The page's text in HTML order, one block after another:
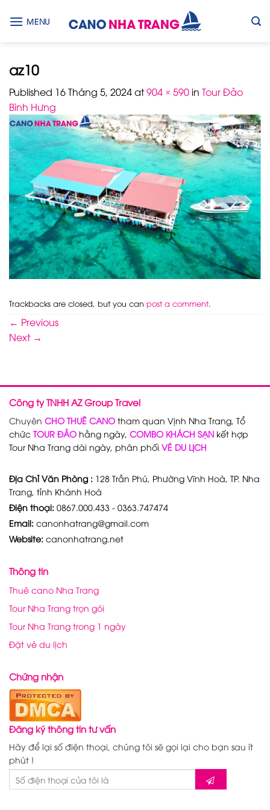
MENU
az10
Published 16 Tháng 5, 2024at904 × 590 in Tour Đảo
Bình Hưng
Trackbacks are closed, but you can post a comment.
← Previous
Next →
Công ty TNHH AZ Group Travel
Chuyên CHO THUÊ CANO tham quan Vịnh Nha Trang, Tổ
chức TOUR ĐẢO hằng ngày, COMBO KHÁCH SẠN kết hợp
Tour Nha Trang dài ngày, phân phối VÉ DU LỊCH
Địa Chỉ Văn Phòng : 128 Trần Phú, Phường Vĩnh Hoà, TP. Nha
Trang, tỉnh Khánh Hoà
Điện thoại: 0867.000.433 - 0363.747474
Email: canonhatrang@gmail.com
Website: canonhatrang.net
Thông tin
Thuê cano Nha Trang
Tour Nha Trang trọn gói
Tour Nha Trang trong 1 ngày
Đặt vé du lịch
Chứng nhận
Đăng ký thông tin tư vấn
Hãy để lại số điện thoại, chúng tôi sẽ gọi lại cho bạn sau ít
phút !